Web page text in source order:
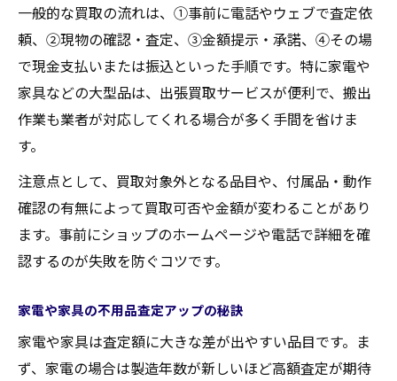
不用品を短時間で売却する時短テクニック
出張査定を活用し手間なく不用品を処分
LINEやメールで簡単査定を依頼する方法
リサイクルショップの即日対応メリット
売却益を得る不用品査定の新常識
不用品を現金化する最新リサイクル事情
家電や家具の買取で生活を豊かにする方法
狛江市の不用品買取トレンドと注目ポイン
売却益を最大化する不用品査定のコツ
出張買取を活用した賢い不用品処分法
一般的な買取の流れは、①事前に電話やウェブで査定依
頼、②現物の確認・査定、③金額提示・承諾、④その場
で現金支払いまたは振込といった手順です。特に家電や
家具などの大型品は、出張買取サービスが便利で、搬出
作業も業者が対応してくれる場合が多く手間を省けま
す。
注意点として、買取対象外となる品目や、付属品・動作
確認の有無によって買取可否や金額が変わることがあり
ます。事前にショップのホームページや電話で詳細を確
認するのが失敗を防ぐコツです。
家電や家具の不用品査定アップの秘訣
家電や家具は査定額に大きな差が出やすい品目です。ま
ず、家電の場合は製造年数が新しいほど高額査定が期待